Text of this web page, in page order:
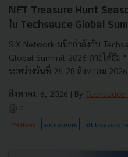
NFT Treasure Hunt
ใน Techsauce Global
SIX Network ผนึกกำลังกับ
Global Summit 2026 ภายใต้ธีม
ระหว่างวันที่ 26-28 สิงหาคม
สิงหาคม 6, 2026 | By Techsauce
0
PR News six-network nft-treasure-